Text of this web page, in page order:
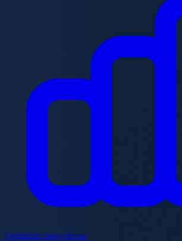
Optimiser mon réseau